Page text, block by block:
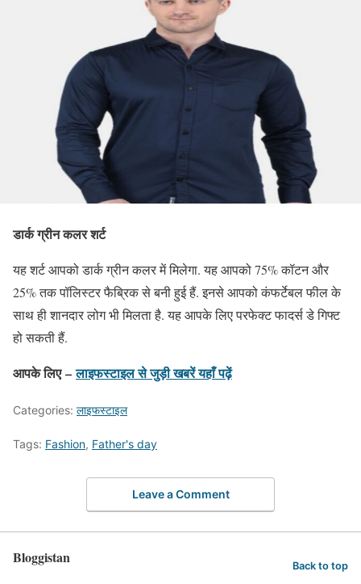
डार्क ग्रीन कलर शर्ट
यह शर्ट आपको डार्क ग्रीन कलर में मिलेगा. यह आपको 75% कॉटन और
25% तक पॉलिस्टर फैब्रिक से बनी हुई हैं. इनसे आपको कंफर्टेबल फील के
साथ ही शानदार लोग भी मिलता है. यह आपके लिए परफेक्ट फादर्स डे गिफ्ट
हो सकती हैं.
आपके लिए –लाइफस्टाइलसे जुड़ी खबरें यहाँ पढ़ें
Categories: लाइफस्टाइल
Tags: Fashion, Father's day
Leave a Comment
Bloggistan Back to top